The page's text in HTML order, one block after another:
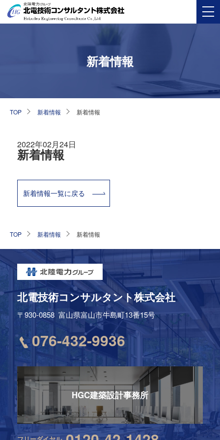
新着情報
TOP 新着情報 新着情報
2022年02月24日
新着情報
新着情報一覧に戻る
TOP 新着情報 新着情報
北電技術コンサルタント株式会社
〒930-0858 富山県富山市牛島町13番15号
076-432-9936
HGC建築設計事務所